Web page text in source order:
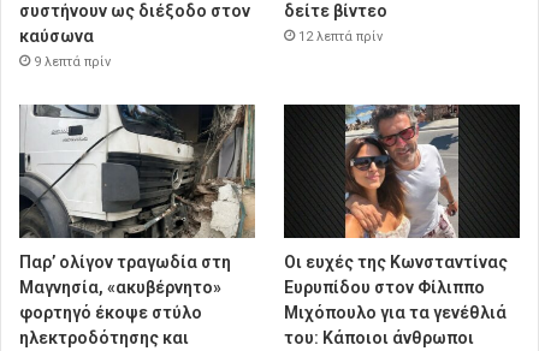
συστήνουν ως διέξοδο στον
καύσωνα
9 λεπτά πρίν
δείτε βίντεο
12 λεπτά πρίν
Παρ’ ολίγον τραγωδία στη
Μαγνησία, «ακυβέρνητο»
φορτηγό έκοψε στύλο
ηλεκτροδότησης και
Οι ευχές της Κωνσταντίνας
Ευρυπίδου στον Φίλιππο
Μιχόπουλο για τα γενέθλιά
του: Κάποιοι άνθρωποι